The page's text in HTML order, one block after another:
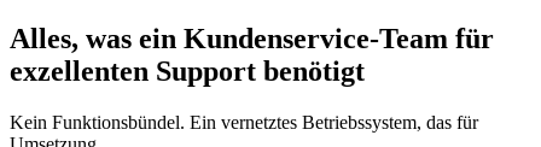
Alles, was ein Kundenservice-Team für
exzellenten Support benötigt
Kein Funktionsbündel. Ein vernetztes Betriebssystem, das für